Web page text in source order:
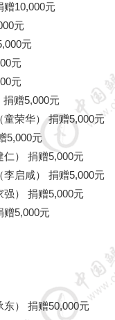
捐赠10,000元
元
5,000元
元
元
捐赠5,000元
荣华） 捐赠5,000元
5,000元
仁） 捐赠5,000元
（李启咸） 捐赠
强） 捐赠5,000元
捐赠5,000元
东） 捐赠50,000元